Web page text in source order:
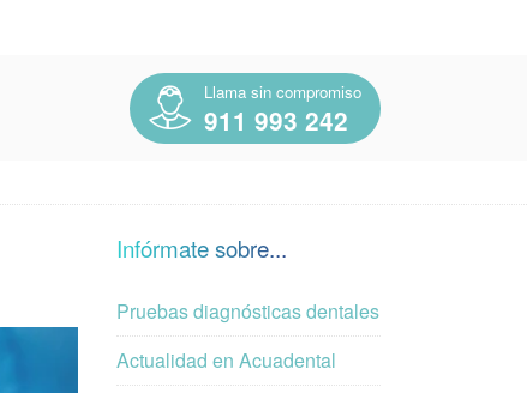
Llama sin compromiso
911 993 242
Infórmate sobre...
Pruebas diagnósticas dentales
Actualidad en Acuadental